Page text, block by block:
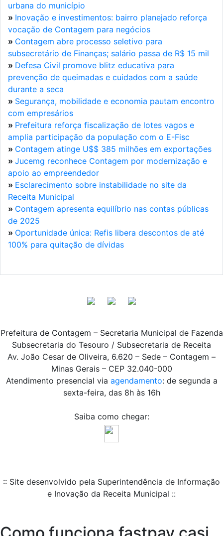
urbana do município
» Inovação e investimentos: bairro planejado reforça
vocação de Contagem para negócios
» Contagem abre processo seletivo para
subsecretário de Finanças; salário passa de R$ 15 mil
» Defesa Civil promove blitz educativa para
prevenção de queimadas e cuidados com a saúde
durante a seca
» Segurança, mobilidade e economia pautam encontro
com empresários
» Prefeitura reforça fiscalização de lotes vagos e
amplia participação da população com o E-Fisc
» Contagem atinge U$$ 385 milhões em exportações
» Jucemg reconhece Contagem por modernização e
apoio ao empreendedor
» Esclarecimento sobre instabilidade no site da
Receita Municipal
» Contagem apresenta equilíbrio nas contas públicas
de 2025
» Oportunidade única: Refis libera descontos de até
100% para quitação de dívidas
Prefeitura de Contagem – Secretaria Municipal de Fazenda
Subsecretaria do Tesouro / Subsecretaria de Receita
Av. João Cesar de Oliveira, 6.620 – Sede – Contagem –
Minas Gerais – CEP 32.040-000
Atendimento presencial via agendamento: de segunda a
sexta-feira, das 8h às 16h
Saiba como chegar:
:: Site desenvolvido pela Superintendência de Informação
e Inovação da Receita Municipal ::